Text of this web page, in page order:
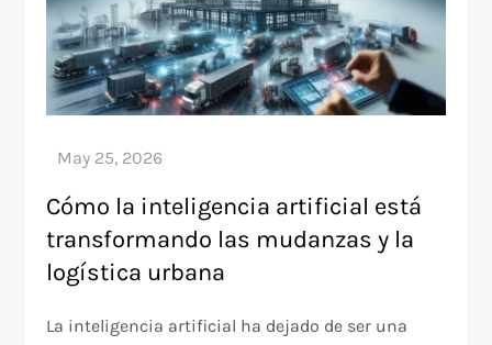
Cómo la inteligencia artificial está
transformando las mudanzas y la
logística urbana
La inteligencia artificial ha dejado de ser una